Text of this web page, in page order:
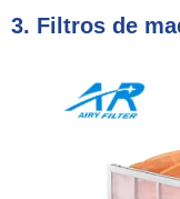
3. Filtros de